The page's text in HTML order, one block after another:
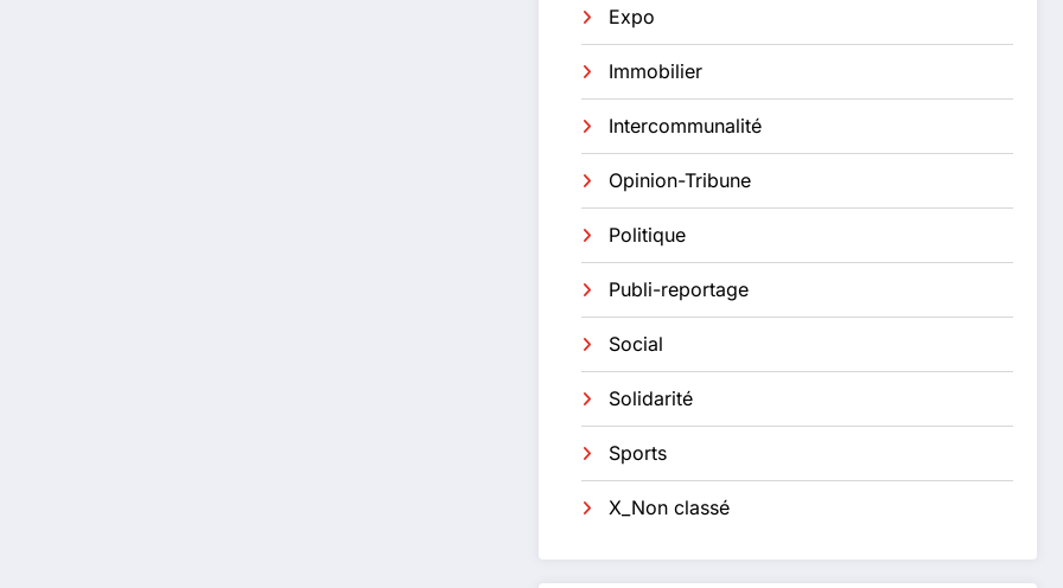
Expo
Immobilier
Intercommunalité
Opinion-Tribune
Politique
Publi-reportage
Social
Solidarité
Sports
X_Non classé